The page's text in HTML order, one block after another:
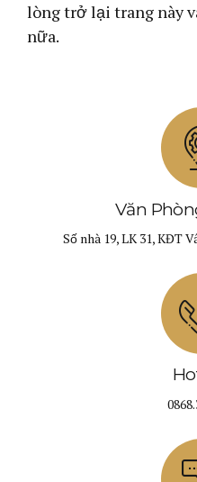
lòng trở lại trang này
nữa.
Văn
Số nhà 19, LK 31, KĐT